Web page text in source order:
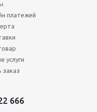
платежей
услуги
666